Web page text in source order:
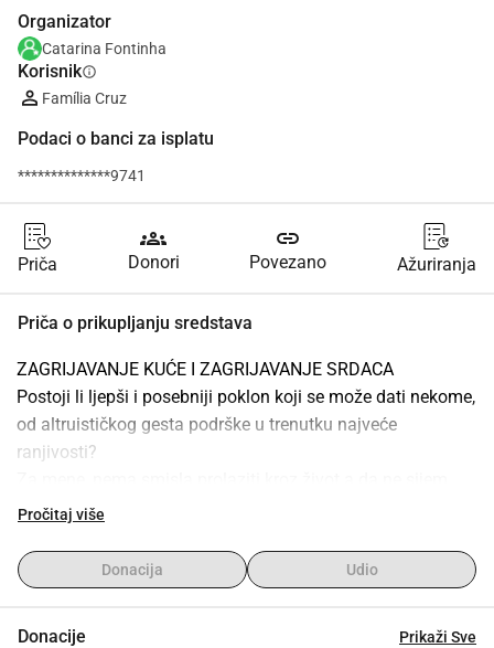
Organizator
Catarina Fontinha
Korisnikinfo
Família Cruz
Podaci o banci za isplatu
**************9741
Priča
groups
Donori
link
Povezano Ažuriranja
Priča o prikupljanju sredstava
ZAGRIJAVANJE KUĆE I ZAGRIJAVANJE SRDACA
Postoji li ljepši i posebniji poklon koji se može dati nekome,
od altruističkog gesta podrške u trenutku najveće
ranjivosti?
ove sjemenke i, čak i kada nisam u punoj snazi, nikada ne
je najpotrebnije.
Ovaj put, prikupljam sredstva kako bih podržao obitelj koju
Pročitaj više
Donacija Udio
Donacije Prikaži Sve